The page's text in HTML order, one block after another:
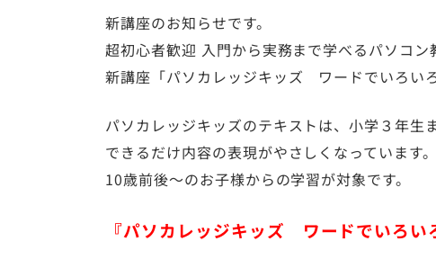
新講座のお知らせです。
超初心者歓迎 入門から実務まで学べるパソコン
新講座「パソカレッジキッズ ワードでいろい
パソカレッジキッズのテキストは、小学３年生
できるだけ内容の表現がやさしくなっています。
10歳前後～のお子様からの学習が対象です。
『パソカレッジキッズ ワードでいろい